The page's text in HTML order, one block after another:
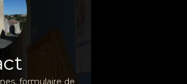
formulaire de